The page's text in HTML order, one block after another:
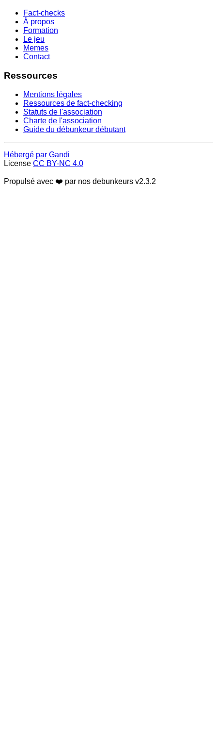
Fact-checks
À propos
Formation
Le jeu
Memes
Contact
Ressources
Mentions légales
Ressources de fact-checking
Statuts de l'association
Charte de l'association
Guide du débunkeur débutant
Hébergé par Gandi
License CC BY-NC 4.0
Propulsé avec ❤️ par nos debunkeurs v2.3.2